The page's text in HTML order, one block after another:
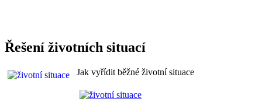
Řešení životních situací
Jak vyřídit běžné životní situace